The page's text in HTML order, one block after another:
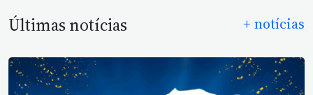
Últimas notícias + notícias